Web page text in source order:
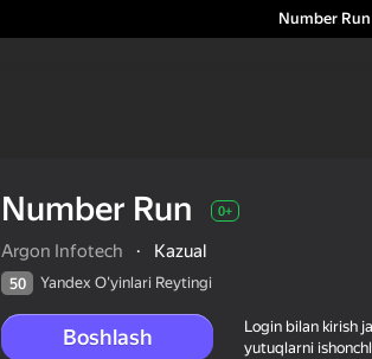
Number Run
Number Run 0+
Argon Infotech · Kazual
50 Yandex O'yinlari Reytingi
Boshlash
Login bilan kirish
yutuqlarni